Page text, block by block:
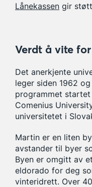
Lånekassen gir
Verdt å vite
Det anerkjente
leger siden 1962
programmet startet
Comenius
universitetet i
Martin er en liten
avstander til byer
Byen er omgitt av
eldorado for deg
vinteridrett. Over